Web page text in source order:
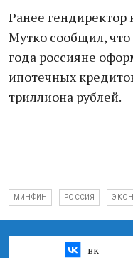
Ранее
Мутко сообщил,
года россияне
ипотечных
триллиона рублей.
МИНФИН РОССИЯ
вк